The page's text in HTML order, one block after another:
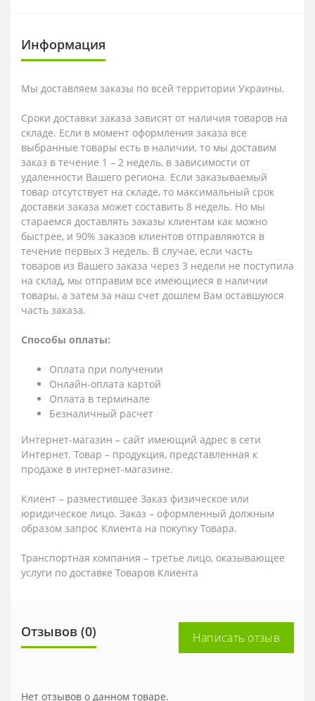
Информация
Мы доставляем заказы по всей территории Украины.
Сроки доставки заказа зависят от наличия товаров на
складе. Если в момент оформления заказа все
выбранные товары есть в наличии, то мы доставим
заказ в течение 1 – 2 недель, в зависимости от
удаленности Вашего региона. Если заказываемый
товар отсутствует на складе, то максимальный срок
доставки заказа может составить 8 недель. Но мы
стараемся доставлять заказы клиентам как можно
быстрее, и 90% заказов клиентов отправляются в
течение первых 3 недель. В случае, если часть
товаров из Вашего заказа через 3 недели не поступила
на склад, мы отправим все имеющиеся в наличии
товары, а затем за наш счет дошлем Вам оставшуюся
часть заказа.
Способы оплаты:
Оплата при получении
Онлайн-оплата картой
Оплата в терминале
Безналичный расчет
Интернет-магазин – сайт имеющий адрес в сети
Интернет. Товар – продукция, представленная к
продаже в интернет-магазине.
Клиент – разместившее Заказ физическое или
юридическое лицо. Заказ – оформленный должным
образом запрос Клиента на покупку Товара.
Транспортная компания – третье лицо, оказывающее
услуги по доставке Товаров Клиента
Отзывов (0) Написать отзыв
Нет отзывов о данном товаре.